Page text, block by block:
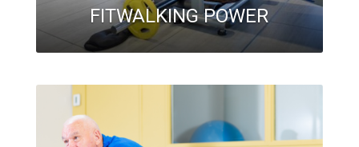
FITWALKING POWER